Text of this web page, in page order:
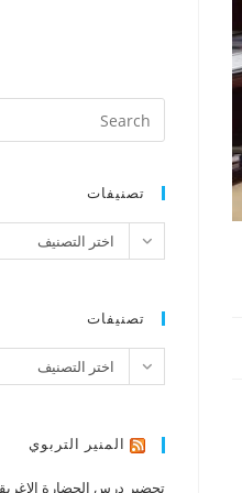
تصنيفات
تصنيفات اختر التصنيف
تصنيفات
تصنيفات اختر التصنيف
المنير التربوي
تحضير درس الحضارة